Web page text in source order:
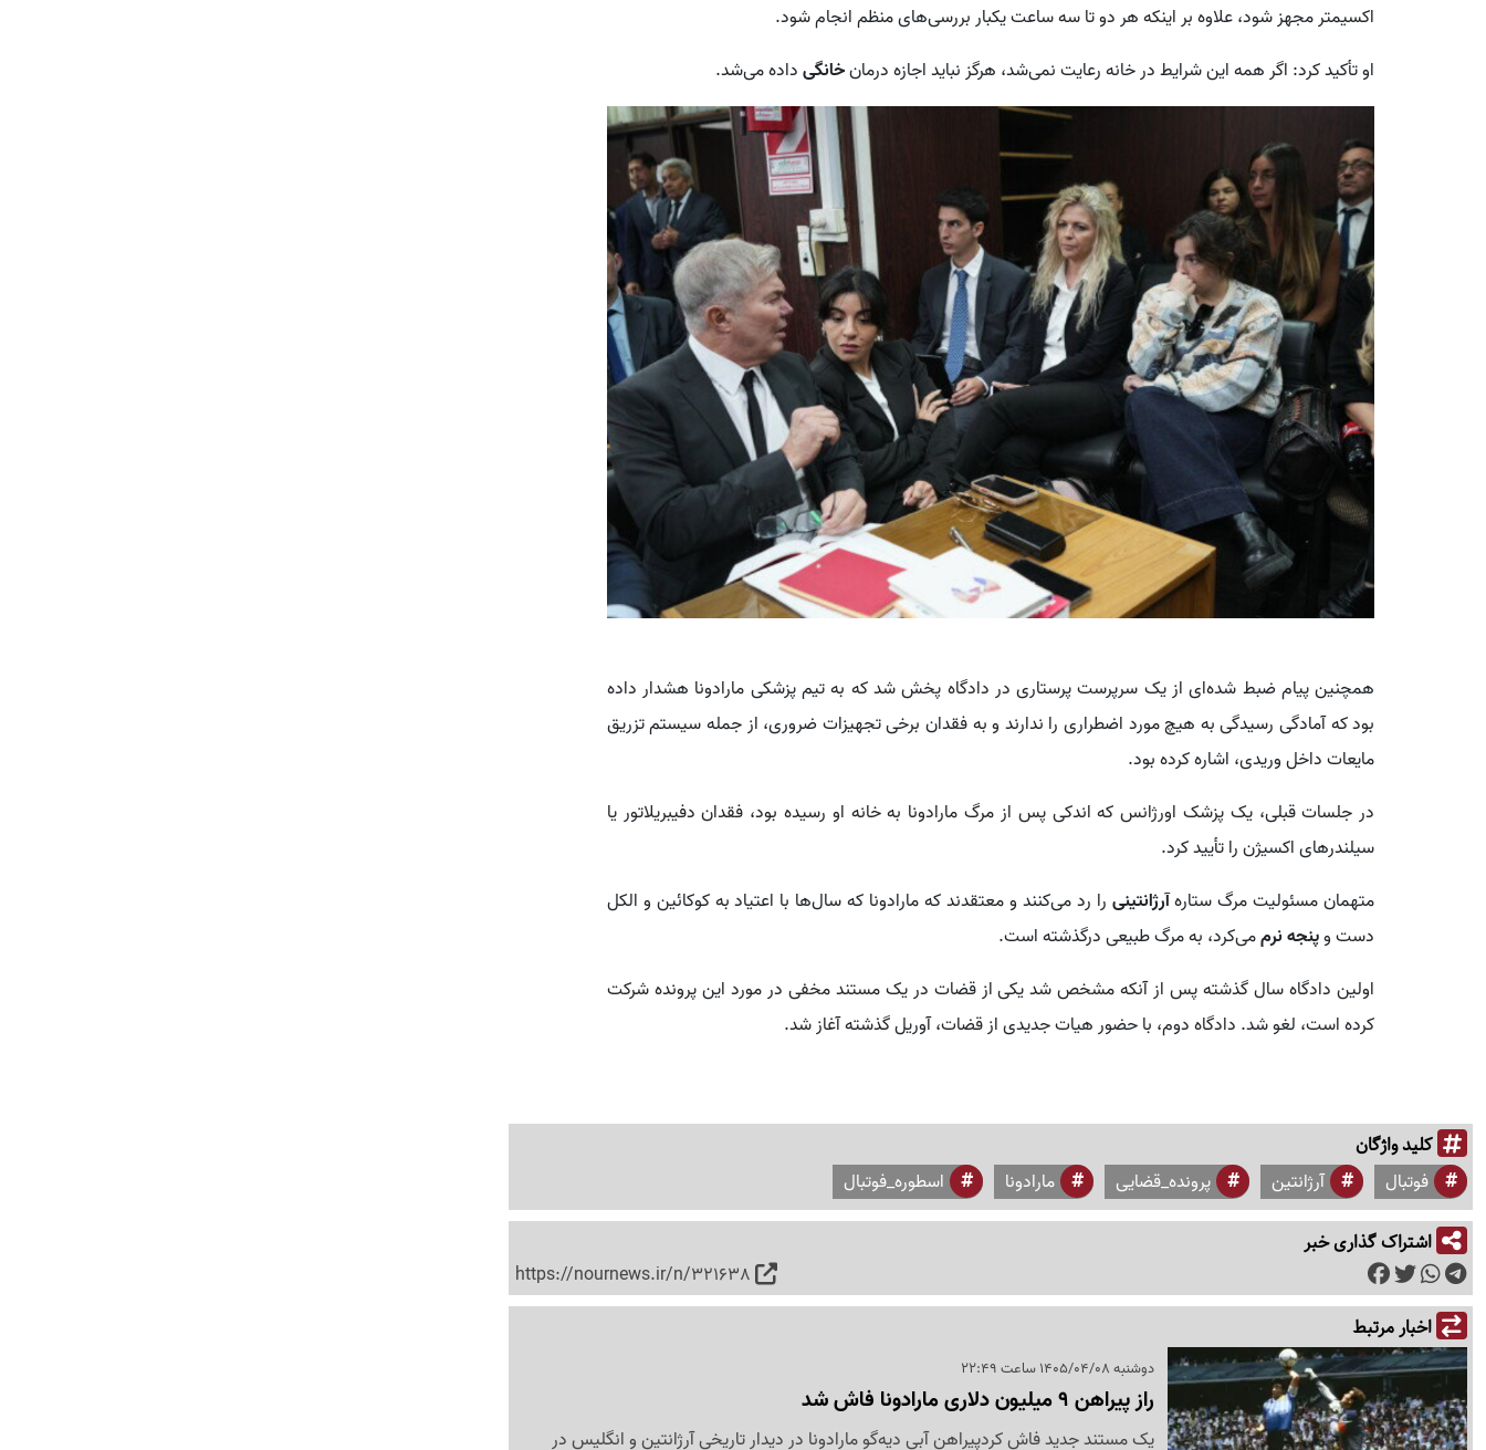
اکسیمتر مجهز شود، علاوه بر اینکه هر دو تا سه ساعت یکبار بررسی‌های منظم انجام شود.
او تأکید کرد: اگر همه این شرایط در خانه رعایت نمی‌شد، هرگز نباید اجازه درمانخانگیداده می‌شد.
همچنین پیام ضبط شده‌ای از یک سرپرست پرستاری در دادگاه پخش شد که به تیم پزشکی مارادونا هشدار داده
بود که آمادگی رسیدگی به هیچ مورد اضطراری را ندارند و به فقدان برخی تجهیزات ضروری، از جمله سیستم تزریق
مایعات داخل وریدی، اشاره کرده بود.
در جلسات قبلی، یک پزشک اورژانس که اندکی پس از مرگ مارادونا به خانه او رسیده بود، فقدان دفیبریلاتور یا
سیلندرهای اکسیژن را تأیید کرد.
متهمان مسئولیت مرگ ستارهآرژانتینی را رد می‌کنند و معتقدند که مارادونا که سال‌ها با اعتیاد به کوکائین و الکل
دست وپنجه نرممی‌کرد، به مرگ طبیعی درگذشته است.
اولین دادگاه سال گذشته پس از آنکه مشخص شد یکی از قضات در یک مستند مخفی در مورد این پرونده شرکت
کرده است، لغو شد. دادگاه دوم، با حضور هیات جدیدی از قضات، آوریل گذشته آغاز شد.
کلید واژگان
فوتبال آرژانتین پرونده_قضایی مارادونا اسطوره_فوتبال
اشتراک گذاری خبر
https://nournews.ir/n/321638
اخبار مرتبط
دوشنبه 1405/04/08 ساعت 22:49
راز پیراهن 9 میلیون دلاری مارادونا فاش شد
یک مستند جدید فاش کردپیراهن آبی دیه‌گو مارادونا در دیدار تاریخی آرژانتین و انگلیس در